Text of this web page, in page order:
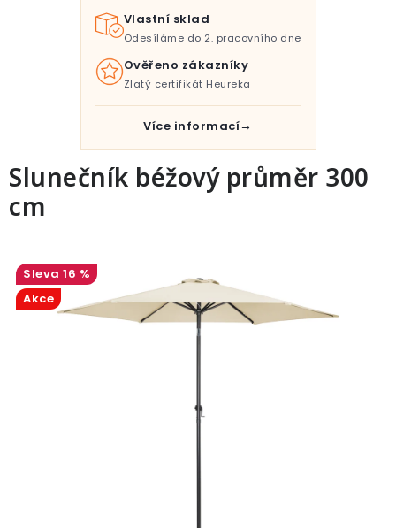
Slunečník béžový průměr 300
cm
16 %
Akce
Vlastní sklad
Odesíláme do 2. pracovního dne
Ověřeno zákazníky
Zlatý certifikát Heureka
Více informací